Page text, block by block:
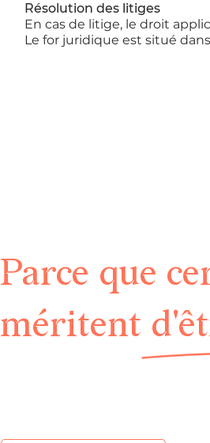
Résolution des litiges
En cas de litige, le droit
Le for juridique est situé
Parce que
méritent